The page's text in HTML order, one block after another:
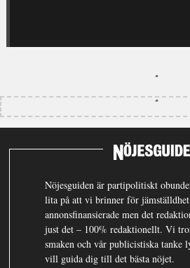
Nöjesguiden är partipolitiskt
lita på att vi brinner för
annonsfinansierade men det
just det – 100% redaktionellt. Vi
smaken och vår publicistiska
vill guida dig till det bästa nöjet.